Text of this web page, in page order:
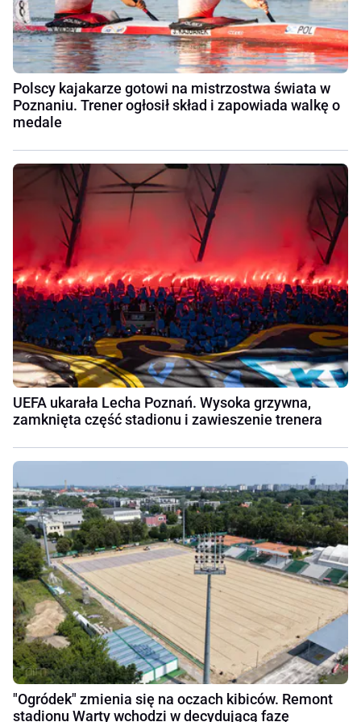
Polscy kajakarze gotowi na mistrzostwa świata w
Poznaniu. Trener ogłosił skład i zapowiada walkę o
medale
UEFA ukarała Lecha Poznań. Wysoka grzywna,
zamknięta część stadionu i zawieszenie trenera
"Ogródek" zmienia się na oczach kibiców. Remont
stadionu Warty wchodzi w decydującą fazę